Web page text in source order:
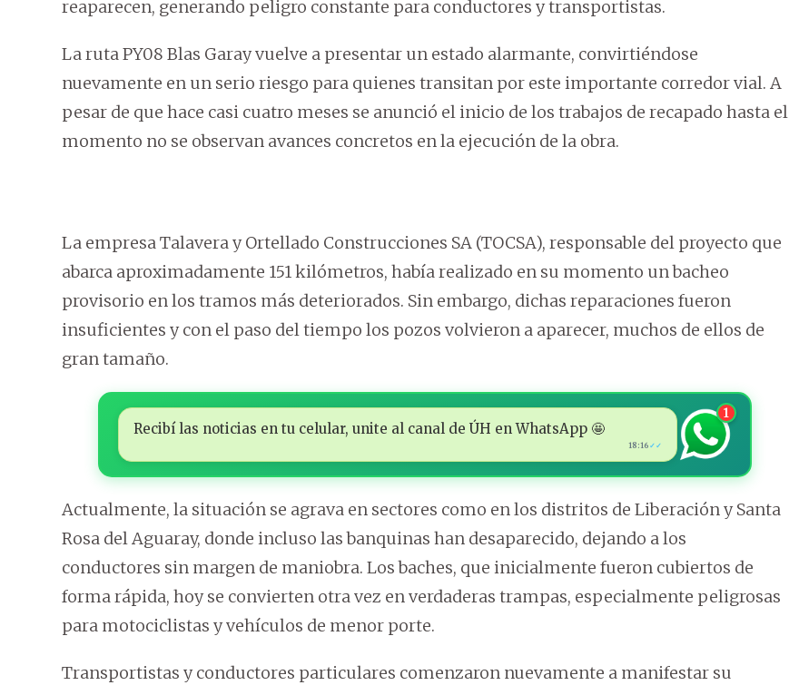
reaparecen, generando peligro constante para conductores y transportistas.
La ruta PY08 Blas Garay vuelve a presentar un estado alarmante, convirtiéndose
nuevamente en un serio riesgo para quienes transitan por este importante corredor vial. A
pesar de que hace casi cuatro meses se anunció el inicio de los trabajos de recapado hasta el
momento no se observan avances concretos en la ejecución de la obra.
La empresa Talavera y Ortellado Construcciones SA (TOCSA), responsable del proyecto que
abarca aproximadamente 151 kilómetros, había realizado en su momento un bacheo
provisorio en los tramos más deteriorados. Sin embargo, dichas reparaciones fueron
insuficientes y con el paso del tiempo los pozos volvieron a aparecer, muchos de ellos de
gran tamaño.
Recibí las noticias en tu celular, unite al canal de ÚH en WhatsApp 🤩
18:16 ✓✓
1
Actualmente, la situación se agrava en sectores como en los distritos de Liberación y Santa
Rosa del Aguaray, donde incluso las banquinas han desaparecido, dejando a los
conductores sin margen de maniobra. Los baches, que inicialmente fueron cubiertos de
forma rápida, hoy se convierten otra vez en verdaderas trampas, especialmente peligrosas
para motociclistas y vehículos de menor porte.
Transportistas y conductores particulares comenzaron nuevamente a manifestar su